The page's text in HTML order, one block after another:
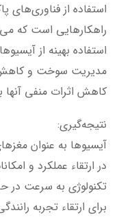
استفاده از فناوری‌های
راهکارهایی است که
استفاده بهینه از
مدیریت سوخت و کاهش
کاهش اثرات منفی
نتیجه‌گیری:
آیسیوها به عنوان
در ارتقاء عملکرد و
تکنولوژی به سرعت در
برای ارتقاء تجربه